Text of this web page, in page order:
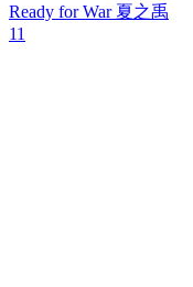
Ready for War 夏之禹
11